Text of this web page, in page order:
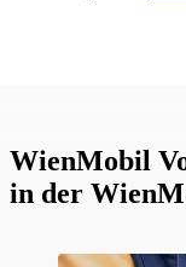
WienMobil
in der